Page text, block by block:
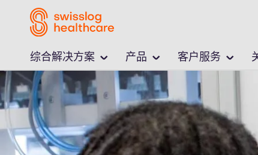
综合解决方案 产品 客户服务